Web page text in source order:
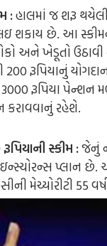
:હાલમાં જ શરૂ
શકાય છે. આ
અને ખેડૂતો
200 રૂપિયાનું
3000 રૂપિયા
કરાવવાનું રહેશે.
સ્કીમ :જેનું
પ્લાન છે.
મેચ્યોરીટી 55